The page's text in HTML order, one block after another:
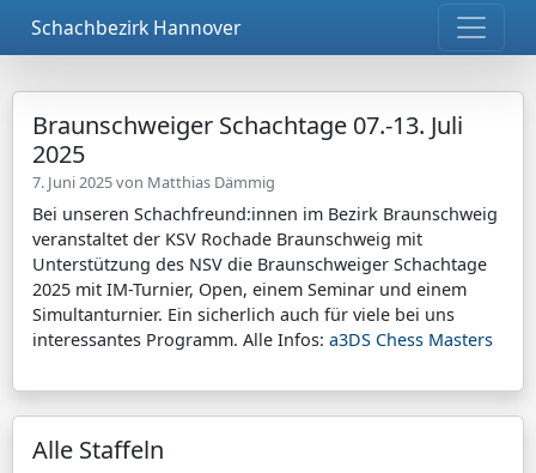
Schachbezirk Hannover
Braunschweiger Schachtage 07.-13. Juli
2025
7. Juni 2025 von Matthias Dämmig
Bei unseren Schachfreund:innen im Bezirk Braunschweig
veranstaltet der KSV Rochade Braunschweig mit
Unterstützung des NSV die Braunschweiger Schachtage
2025 mit IM-Turnier, Open, einem Seminar und einem
Simultanturnier. Ein sicherlich auch für viele bei uns
interessantes Programm. Alle Infos: a3DS Chess Masters
Alle Staffeln